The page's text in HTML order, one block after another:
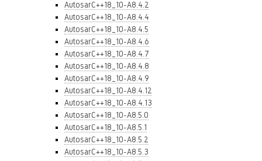
AutosarC++18_10-A8.4.2
AutosarC++18_10-A8.4.4
AutosarC++18_10-A8.4.5
AutosarC++18_10-A8.4.6
AutosarC++18_10-A8.4.7
AutosarC++18_10-A8.4.8
AutosarC++18_10-A8.4.9
AutosarC++18_10-A8.4.12
AutosarC++18_10-A8.4.13
AutosarC++18_10-A8.5.0
AutosarC++18_10-A8.5.1
AutosarC++18_10-A8.5.2
AutosarC++18_10-A8.5.3